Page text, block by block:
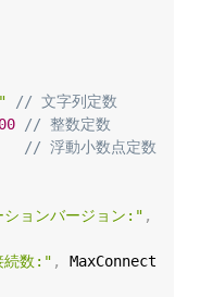
// 文字列定数
// 整数定数
// 浮動小数点定数
ションバージョン:" ,
続数:" ,
MaxConnect